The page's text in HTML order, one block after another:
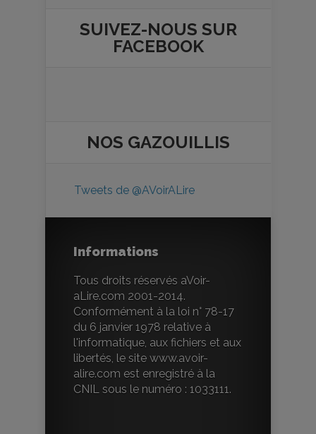
SUIVEZ-NOUS SUR
FACEBOOK
NOS GAZOUILLIS
Tweets de @AVoirALire
Informations
Tous droits réservés aVoir-
aLire.com 2001-2014.
Conformément à la loi n° 78-17
du 6 janvier 1978 relative à
l'informatique, aux fichiers et aux
libertés, le site www.avoir-
alire.com est enregistré à la
CNIL sous le numéro : 1033111.